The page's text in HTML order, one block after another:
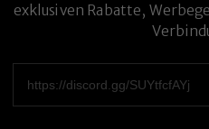
exklusiven Rabatte,